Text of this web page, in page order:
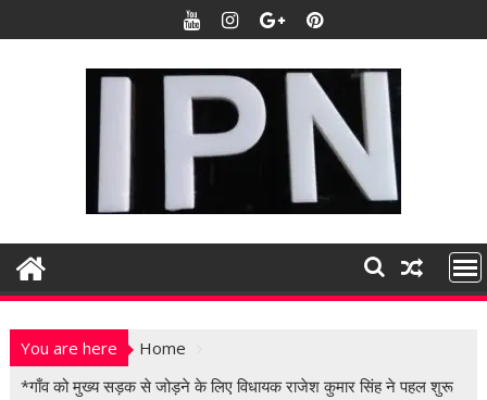
k
t
n
You are here
Home
*गाँव को मुख्य सड़क से जोड़ने के लिए विधायक राजेश कुमार सिंह ने पहल शुरू